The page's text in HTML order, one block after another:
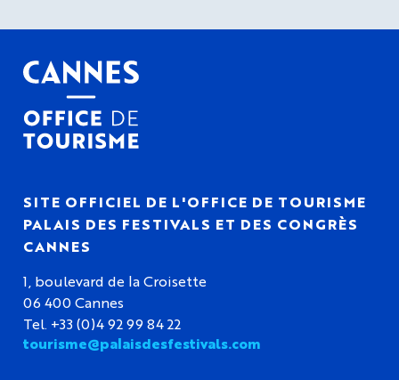
SITE OFFICIEL DE L'OFFICE DE TOURISME
PALAIS DES FESTIVALS ET DES CONGRÈS
CANNES
1, boulevard de la Croisette
06 400 Cannes
Tel. +33 (0)4 92 99 84 22
tourisme@palaisdesfestivals.com